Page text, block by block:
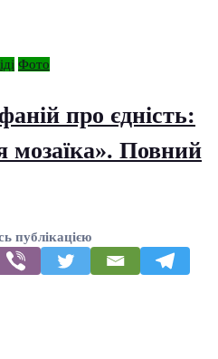
Фото
про єдність:
Повний
публікацією